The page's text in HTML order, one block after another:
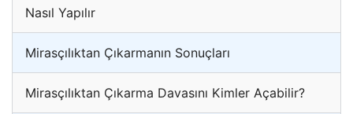
Nasıl Yapılır
Mirasçılıktan Çıkarmanın Sonuçları
Mirasçılıktan Çıkarma Davasını Kimler Açabilir?